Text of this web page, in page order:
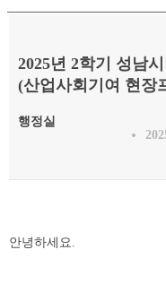
2025년 2학기 성남
(산업사회기여 현장
행정실
안녕하세요.